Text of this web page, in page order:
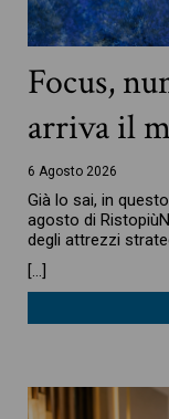
Focus,
arriva il
6 Agosto 2026
Già lo sai, in
agosto di
degli attrezzi
[…]